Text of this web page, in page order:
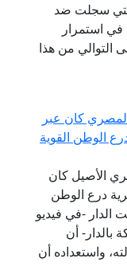
التي سجلت ضد
في استمرار
التوالي من هذا
كان عبر
الوطن القوية
الأصيل كان
درع الوطن
الدار -في فيديو
بالدار- أن
واستعداده أن